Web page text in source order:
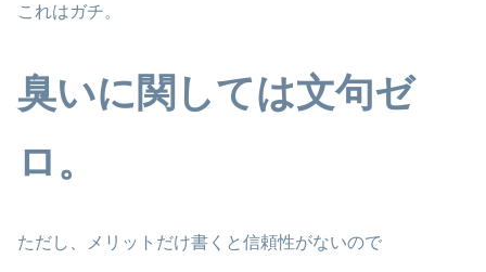
これはガチ。
臭いに関しては文句ゼ
ロ。
ただし、メリットだけ書くと信頼性がないので